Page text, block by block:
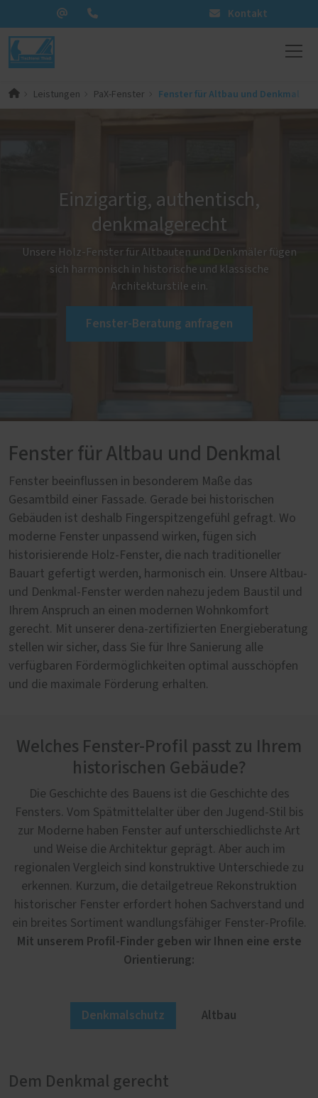
Kontakt
Leistungen PaX-Fenster Fenster für Altbau und Denkmal
Einzigartig, authentisch,
denkmalgerecht
Unsere Holz-Fenster für Altbauten und Denkmäler fügen
sich harmonisch in historische und klassische
Architekturstile ein.
Fenster-Beratung anfragen
Fenster für Altbau und Denkmal
Fenster beeinflussen in besonderem Maße das
Gesamtbild einer Fassade. Gerade bei historischen
Gebäuden ist deshalb Fingerspitzengefühl gefragt. Wo
moderne Fenster unpassend wirken, fügen sich
historisierende Holz-Fenster, die nach traditioneller
Bauart gefertigt werden, harmonisch ein. Unsere Altbau-
und Denkmal-Fenster werden nahezu jedem Baustil und
Ihrem Anspruch an einen modernen Wohnkomfort
gerecht. Mit unserer dena-zertifizierten Energieberatung
stellen wir sicher, dass Sie für Ihre Sanierung alle
verfügbaren Fördermöglichkeiten optimal ausschöpfen
und die maximale Förderung erhalten.
Welches Fenster-Profil passt zu Ihrem
historischen Gebäude?
Die Geschichte des Bauens ist die Geschichte des
Fensters. Vom Spätmittelalter über den Jugend-Stil bis
zur Moderne haben Fenster auf unterschiedlichste Art
und Weise die Architektur geprägt. Aber auch im
regionalen Vergleich sind konstruktive Unterschiede zu
erkennen. Kurzum, die detailgetreue Rekonstruktion
historischer Fenster erfordert hohen Sachverstand und
ein breites Sortiment wandlungsfähiger Fenster-Profile.
Mit unserem Profil-Finder geben wir Ihnen eine erste
Orientierung:
Denkmalschutz Altbau
Dem Denkmal gerecht
Im Altbau authentisch